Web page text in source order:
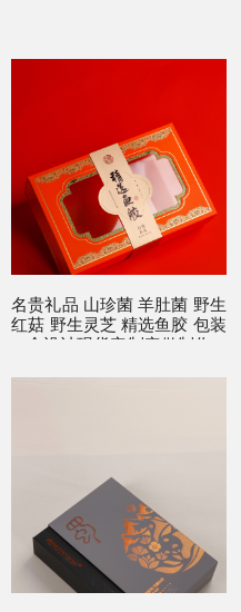
名贵礼品 山珍菌 羊肚菌 野生
红菇 野生灵芝 精选鱼胶 包装
盒设计现货定制定做制作